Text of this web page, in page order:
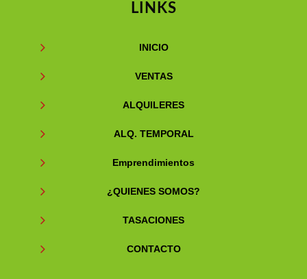
LINKS
INICIO
VENTAS
ALQUILERES
ALQ. TEMPORAL
Emprendimientos
¿QUIENES SOMOS?
TASACIONES
CONTACTO